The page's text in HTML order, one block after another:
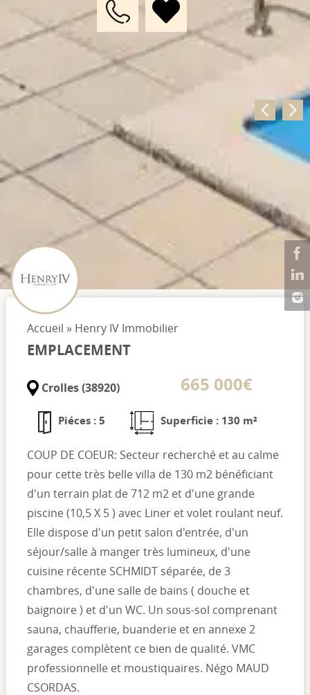
Accueil » Henry IV Immobilier
EMPLACEMENT
Crolles (38920) 665 000€
Piéces : 5 Superficie : 130 m²
COUP DE COEUR: Secteur recherché et au calme
pour cette très belle villa de 130 m2 bénéficiant
d'un terrain plat de 712 m2 et d'une grande
piscine (10,5 X 5 ) avec Liner et volet roulant neuf.
Elle dispose d'un petit salon d'entrée, d'un
séjour/salle à manger très lumineux, d'une
cuisine récente SCHMIDT séparée, de 3
chambres, d'une salle de bains ( douche et
baignoire ) et d'un WC. Un sous-sol comprenant
sauna, chaufferie, buanderie et en annexe 2
garages complètent ce bien de qualité. VMC
professionnelle et moustiquaires. Négo MAUD
CSORDAS.